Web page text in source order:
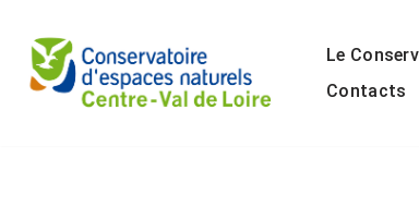
Aller
au
Le
Contacts